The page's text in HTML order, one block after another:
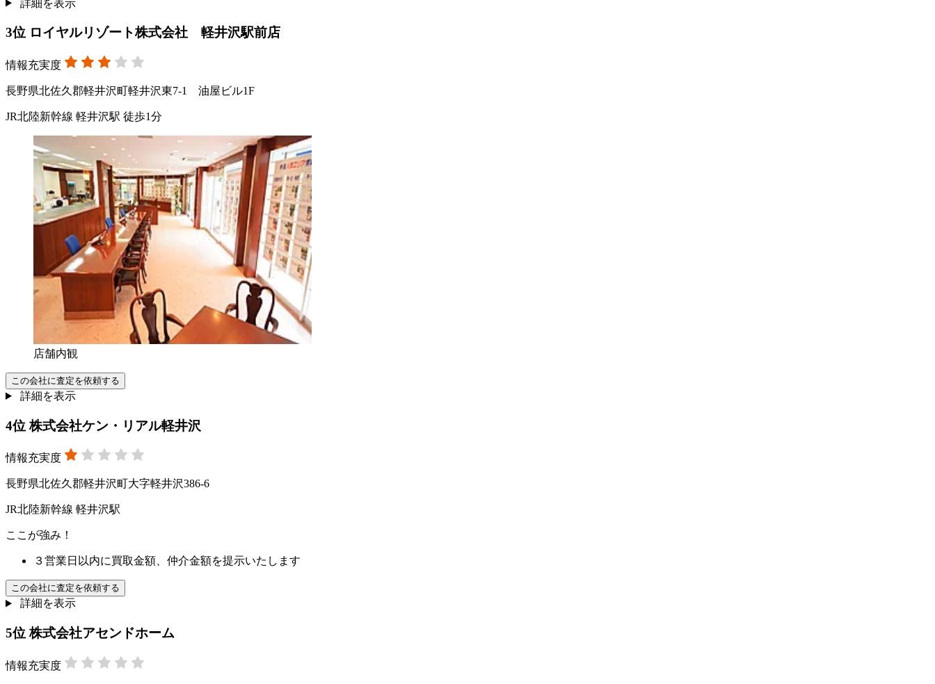
詳細を表示
3位 ロイヤルリゾート株式会社 軽井沢駅前店
情報充実度
長野県北佐久郡軽井沢町軽井沢東7-1 油屋ビル1F
JR北陸新幹線 軽井沢駅 徒歩1分
店舗内観
この会社に査定を依頼する
詳細を表示
4位株式会社ケン・リアル軽井沢
情報充実度
長野県北佐久郡軽井沢町大字軽井沢386-6
JR北陸新幹線 軽井沢駅
ここが強み！
３営業日以内に買取金額、仲介金額を提示いたします
この会社に査定を依頼する
詳細を表示
5位株式会社アセンドホーム
情報充実度